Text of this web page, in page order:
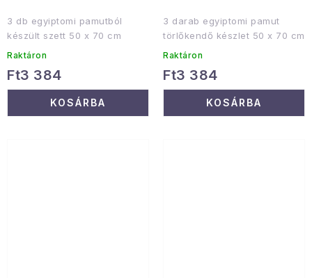
3 db egyiptomi pamutból
készült szett 50 x 70 cm
Raktáron
Ft3 384
KOSÁRBA
3 darab egyiptomi pamut
törlőkendő készlet 50 x 70 cm
Raktáron
Ft3 384
KOSÁRBA